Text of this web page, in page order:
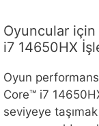
Oyuncular
i7 14650HX
Oyun
Core™ i7
seviyeye